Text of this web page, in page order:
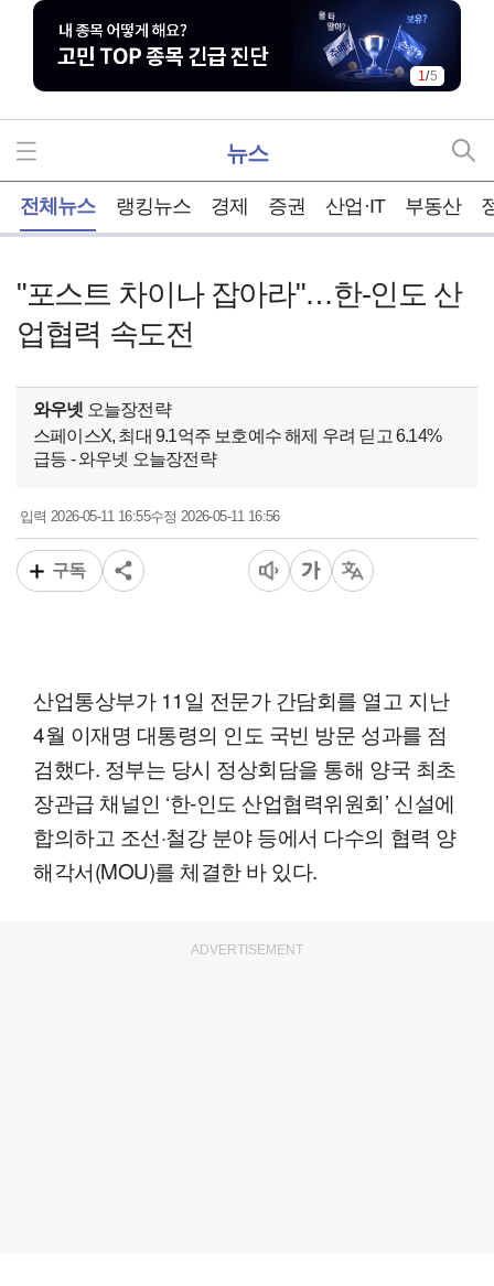
1/5
뉴스
전체뉴스 랭킹뉴스 경제 증권 산업·IT 부동산
"포스트 차이나 잡아라"…한-인도 산
업협력 속도전
와우넷 오늘장전략
스페이스X, 최대 9.1억주 보호예수 해제 우려 딛고 6.14%
급등 - 와우넷 오늘장전략
입력2026-05-11 16:55수정 2026-05-11 16:56
구독
산업통상부가 11일 전문가 간담회를 열고 지난
4월 이재명 대통령의 인도 국빈 방문 성과를 점
검했다. 정부는 당시 정상회담을 통해 양국 최초
장관급 채널인 ‘한-인도 산업협력위원회’ 신설에
합의하고 조선·철강 분야 등에서 다수의 협력 양
해각서(MOU)를 체결한 바 있다.
ADVERTISEMENT